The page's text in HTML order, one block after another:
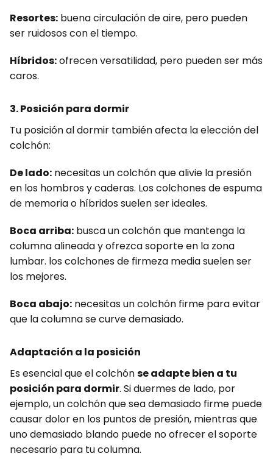
Resortes: buena circulación de aire, pero pueden
ser ruidosos con el tiempo.
Híbridos:ofrecen versatilidad, pero pueden ser más
caros.
3. Posición para dormir
Tu posición al dormir también afecta la elección del
colchón:
De lado: necesitas un colchón que alivie la presión
en los hombros y caderas. Los colchones de espuma
de memoria o híbridos suelen ser ideales.
Boca arriba: busca un colchón que mantenga la
columna alineada y ofrezca soporte en la zona
lumbar. los colchones de firmeza media suelen ser
los mejores.
Boca abajo: necesitas un colchón firme para evitar
que la columna se curve demasiado.
Adaptación a la posición
Es esencial que el colchónse adapte bien a tu
posición para dormir. Si duermes de lado, por
ejemplo, un colchón que sea demasiado firme puede
causar dolor en los puntos de presión, mientras que
uno demasiado blando puede no ofrecer el soporte
necesario para tu columna.